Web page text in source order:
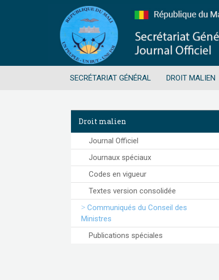
SECRÉTARIAT GÉNÉRAL DROIT MALIEN
Droit malien
Journal Officiel
Journaux spéciaux
Codes en vigueur
Textes version consolidée
Communiqués du Conseil des
Ministres
Publications spéciales